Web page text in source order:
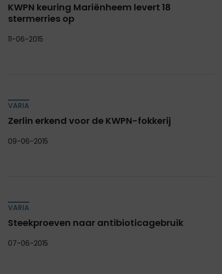
KWPN keuring Mariënheem levert 18
stermerries op
11-06-2015
VARIA
Zerlin erkend voor de KWPN-fokkerij
09-06-2015
VARIA
Steekproeven naar antibioticagebruik
07-06-2015